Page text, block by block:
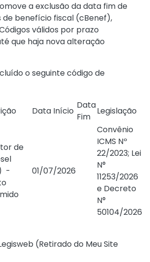
a exclusão da data fim de
de benefício fiscal (cBenef),
válidos por prazo
que haja nova alteração
o seguinte código de
Data Início
Data
Fim
Legislação
de
-
01/07/2026
Convênio
ICMS Nº
22/2023; Lei
N°
11253/2026
e Decreto
N°
50104/2026
(Retirado do Meu Site